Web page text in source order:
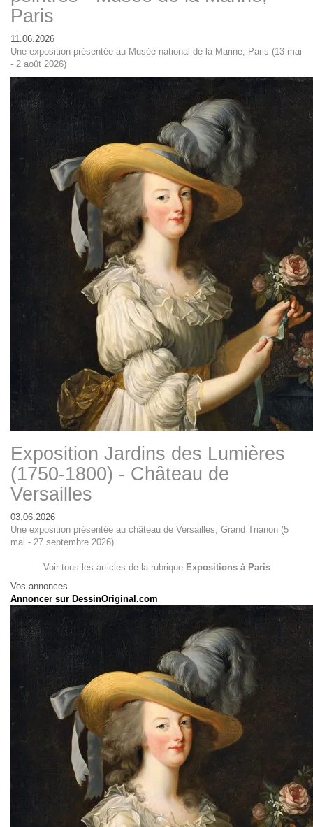
Paris
11.06.2026
Une exposition présentée au Musée national de la Marine, Paris (13 mai
- 2 août 2026)
Exposition Jardins des Lumières
(1750-1800) - Château de
Versailles
03.06.2026
Une exposition présentée au château de Versailles, Grand Trianon (5
mai - 27 septembre 2026)
Voir tous les articles de la rubrique Expositions à Paris
Vos annonces
Annoncer sur DessinOriginal.com